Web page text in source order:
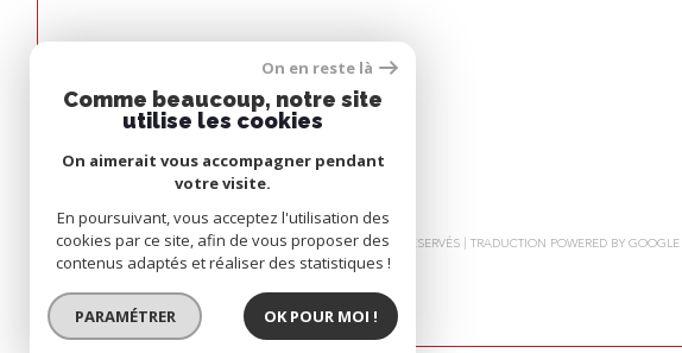
Espace
PROPRIÉTAIRE
Se connecter
© 2026 | TOUS DROITS RÉSERVÉS | TRADUCTION POWERED BY GOOGLE |
On en reste là
Comme beaucoup, notre site
utilise les cookies
On aimerait vous accompagner pendant
votre visite.
En poursuivant, vous acceptez l'utilisation des
cookies par ce site, afin de vous proposer des
contenus adaptés et réaliser des statistiques !
PARAMÉTRER OK POUR MOI !